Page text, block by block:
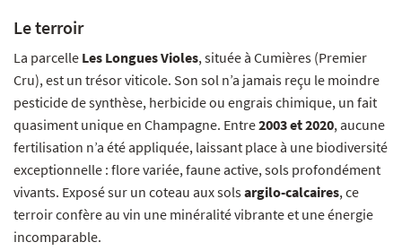
Le terroir
La parcelle Les Longues Violes, située à Cumières (Premier
Cru), est un trésor viticole. Son sol n’a jamais reçu le moindre
pesticide de synthèse, herbicide ou engrais chimique, un fait
quasiment unique en Champagne. Entre2003 et 2020, aucune
fertilisation n’a été appliquée, laissant place à une biodiversité
exceptionnelle : flore variée, faune active, sols profondément
vivants. Exposé sur un coteau aux solsargilo-calcaires, ce
terroir confère au vin une minéralité vibrante et une énergie
incomparable.